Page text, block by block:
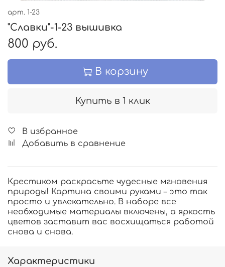
арт. 1-23
"Славки"-1-23 вышивка
800 руб.
В корзину
Купить в 1 клик
В избранное
Добавить в сравнение
Крестиком раскрасьте чудесные мгновения
природы! Картина своими руками – это так
просто и увлекательно. В наборе все
необходимые материалы включены, а яркость
цветов заставит вас восхищаться работой
снова и снова.
Характеристики